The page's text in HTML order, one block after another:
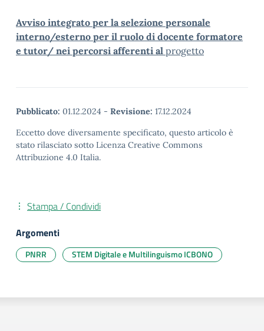
Avviso integrato per la selezione personale
interno/esterno per il ruolo di docente formatore
e tutor/ nei percorsi afferenti al progetto
Pubblicato: 01.12.2024 - Revisione: 17.12.2024
Eccetto dove diversamente specificato, questo articolo è
stato rilasciato sotto Licenza Creative Commons
Attribuzione 4.0 Italia.
Stampa / Condividi
Argomenti
PNRR STEM Digitale e Multilinguismo ICBONO